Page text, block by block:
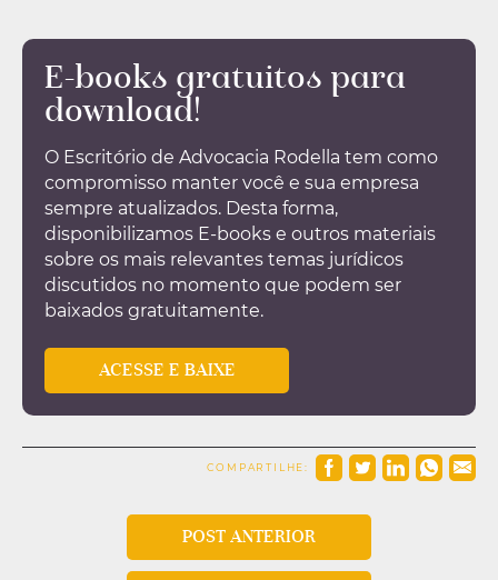
E-books gratuitos para
download!
O Escritório de Advocacia Rodella tem como
compromisso manter você e sua empresa
sempre atualizados. Desta forma,
disponibilizamos E-books e outros materiais
sobre os mais relevantes temas jurídicos
discutidos no momento que podem ser
baixados gratuitamente.
ACESSE E BAIXE
COMPARTILHE:
POST ANTERIOR